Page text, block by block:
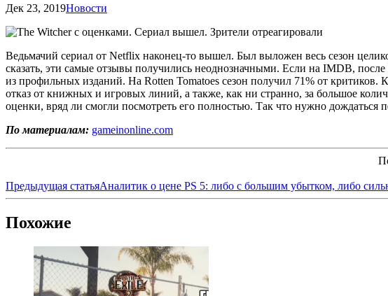
Дек 23, 2019Новости
Ведьмачий сериал от Netflix наконец-то вышел. Был выложен весь сезон
сказать, эти самые отзывы получились неоднозначными. Если на IMDB,
из профильных изданий. На Rotten Tomatoes сезон получил 71% от
отказ от книжных и игровых линий, а также, как ни странно, за большое
оценки, вряд ли смогли посмотреть его полностью. Так что нужно дождаться
По материалам: gameinonline.com
Предыдущая статьяАналитик о цене PS 5: либо с большим убытком, либо
Похожие